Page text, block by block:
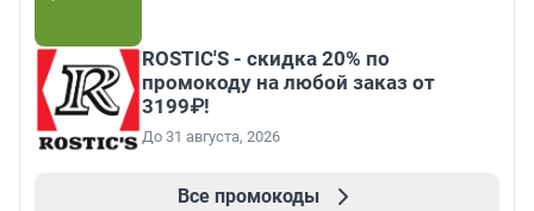
ROSTIC'S - скидка 20% по
промокоду на любой заказ от
3199₽!
До 31 августа, 2026
Все промокоды